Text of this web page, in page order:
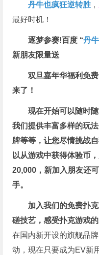
丹牛也疯狂逆转胜 ，
最好时机！
逐梦参赛!百度 “丹
新朋友限量送
双旦嘉年华福利免
来了！
现在开始可以随时
我们提供丰富多样的玩
牌等等，让您尽情挑战
以从游戏中获得体验币
20,000，新加入朋友还
手。
加入我们的免费扑
磋技艺，感受扑克游戏的
在国内新开设的旗舰品
动，现在只要成为EV新